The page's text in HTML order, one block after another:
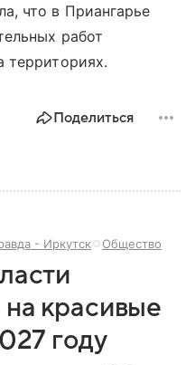
что в Приангарье
работ
территориях.
Поделиться
- Иркутск Общество
красивые
году